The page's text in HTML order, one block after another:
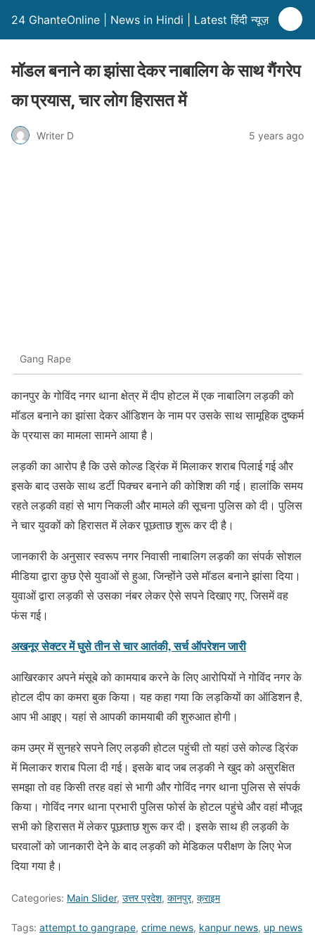
24 GhanteOnline | News in Hindi | Latest हिंदी न्यूज़
मॉडल बनाने का झांसा देकर नाबालिग के साथ गैंगरेप
का प्रयास, चार लोग हिरासत में
Writer D 5 years ago
Gang Rape
कानपुर के गोविंद नगर थाना क्षेत्र में दीप होटल में एक नाबालिग लड़की को
मॉडल बनाने का झांसा देकर ऑडिशन के नाम पर उसके साथ सामूहिक दुष्कर्म
के प्रयास का मामला सामने आया है।
लड़की का आरोप है कि उसे कोल्ड ड्रिंक में मिलाकर शराब पिलाई गई और
इसके बाद उसके साथ डर्टी पिक्चर बनाने की कोशिश की गई। हालांकि समय
रहते लड़की वहां से भाग निकली और मामले की सूचना पुलिस को दी। पुलिस
ने चार युवकों को हिरासत में लेकर पूछताछ शुरू कर दी है।
जानकारी के अनुसार स्वरूप नगर निवासी नाबालिग लड़की का संपर्क सोशल
मीडिया द्वारा कुछ ऐसे युवाओं से हुआ, जिन्होंने उसे मॉडल बनाने झांसा दिया।
युवाओं द्वारा लड़की से उसका नंबर लेकर ऐसे सपने दिखाए गए, जिसमें वह
फंस गई।
अखनूर सेक्टर में घुसे तीन से चार आतंकी, सर्च ऑपरेशन जारी
आखिरकार अपने मंसूबे को कामयाब करने के लिए आरोपियों ने गोविंद नगर के
होटल दीप का कमरा बुक किया। यह कहा गया कि लड़कियों का ऑडिशन है,
आप भी आइए। यहां से आपकी कामयाबी की शुरुआत होगी।
कम उम्र में सुनहरे सपने लिए लड़की होटल पहुंची तो यहां उसे कोल्ड ड्रिंक
में मिलाकर शराब पिला दी गई। इसके बाद जब लड़की ने खुद को असुरक्षित
समझा तो वह किसी तरह वहां से भागी और गोविंद नगर थाना पुलिस से संपर्क
किया। गोविंद नगर थाना प्रभारी पुलिस फोर्स के होटल पहुंचे और वहां मौजूद
सभी को हिरासत में लेकर पूछताछ शुरू कर दी। इसके साथ ही लड़की के
घरवालों को जानकारी देने के बाद लड़की को मेडिकल परीक्षण के लिए भेज
दिया गया है।
Categories: Main Slider, उत्तर प्रदेश, कानपुर, क्राइम
Tags: attempt to gangrape, crime news, kanpur news, up news